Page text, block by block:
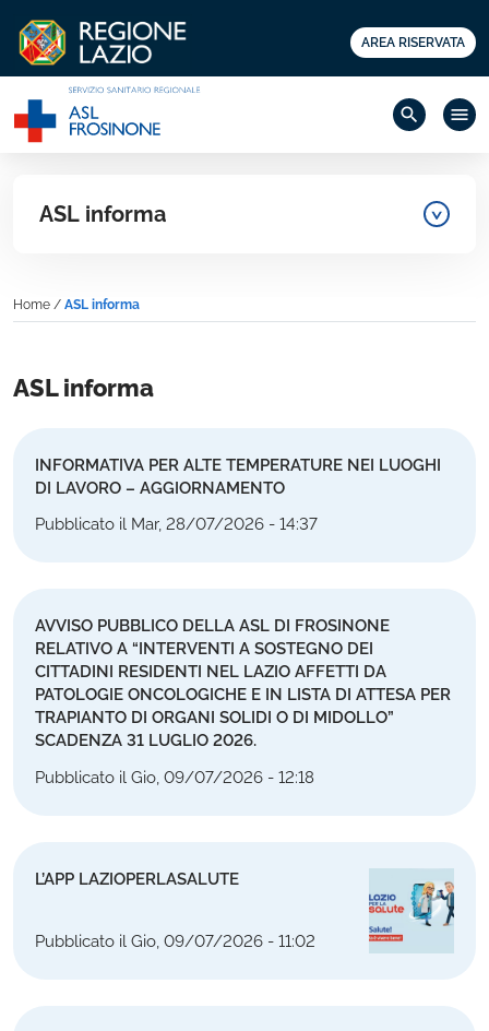
AREA RISERVATA
search menu
ASL informa
Home / ASL informa
ASL informa
INFORMATIVA PER ALTE TEMPERATURE NEI LUOGHI
DI LAVORO – AGGIORNAMENTO
Pubblicato il Mar, 28/07/2026 - 14:37
AVVISO PUBBLICO DELLA ASL DI FROSINONE
RELATIVO A “INTERVENTI A SOSTEGNO DEI
CITTADINI RESIDENTI NEL LAZIO AFFETTI DA
PATOLOGIE ONCOLOGICHE E IN LISTA DI ATTESA PER
TRAPIANTO DI ORGANI SOLIDI O DI MIDOLLO”
SCADENZA 31 LUGLIO 2026.
Pubblicato il Gio, 09/07/2026 - 12:18
L’APP LAZIOPERLASALUTE
Pubblicato il Gio, 09/07/2026 - 11:02